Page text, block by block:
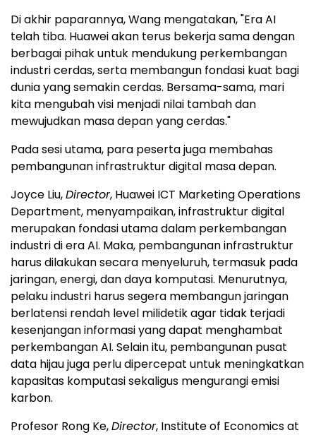
Di akhir paparannya, Wang mengatakan, "Era AI
telah tiba. Huawei akan terus bekerja sama dengan
berbagai pihak untuk mendukung perkembangan
industri cerdas, serta membangun fondasi kuat bagi
dunia yang semakin cerdas. Bersama-sama, mari
kita mengubah visi menjadi nilai tambah dan
mewujudkan masa depan yang cerdas."
Pada sesi utama, para peserta juga membahas
pembangunan infrastruktur digital masa depan.
Joyce Liu,Director, Huawei ICT Marketing Operations
Department, menyampaikan, infrastruktur digital
merupakan fondasi utama dalam perkembangan
industri di era AI. Maka, pembangunan infrastruktur
harus dilakukan secara menyeluruh, termasuk pada
jaringan, energi, dan daya komputasi. Menurutnya,
pelaku industri harus segera membangun jaringan
berlatensi rendah level milidetik agar tidak terjadi
kesenjangan informasi yang dapat menghambat
perkembangan AI. Selain itu, pembangunan pusat
data hijau juga perlu dipercepat untuk meningkatkan
kapasitas komputasi sekaligus mengurangi emisi
karbon.
Profesor Rong Ke,Director, Institute of Economics at